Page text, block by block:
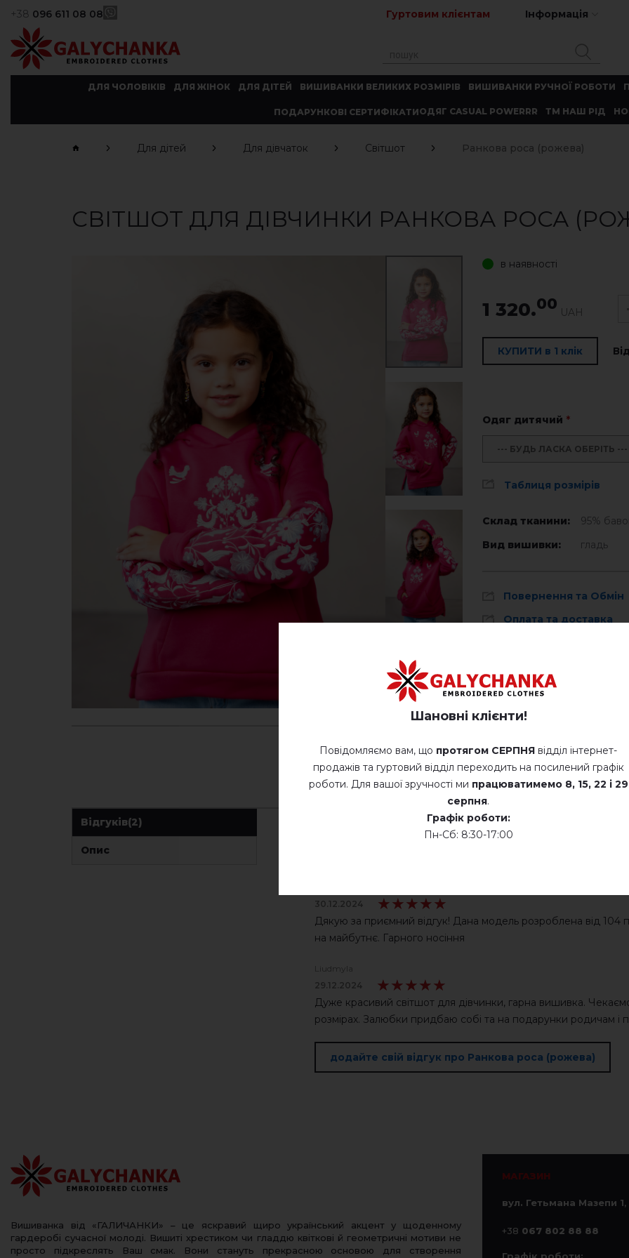
+38 096 611 08 08 Гуртовим клієнтам Інформація
ДЛЯ ЧОЛОВІКІВ ДЛЯ ЖІНОК ДЛЯ ДІТЕЙ ВИШИВАНКИ ВЕЛИКИХ РОЗМІРІВ ВИШИВАНКИ РУЧНОЇ РОБОТИ
ПОДАРУНКОВІ СЕРТИФІКАТИОДЯГ CASUAL POWERRR ТМ НАШ РІД
Для дітей Для дівчаток Світшот Ранкова роса (рожева)
CВІТШОТ ДЛЯ ДІВЧИНКИ РАНКОВА РОСА
в наявності
1 320.00 UAH
КУПИТИ в 1 клік
Одяг дитячий *
--- БУДЬ ЛАСКА ОБЕРІТЬ ---
Таблиця розмірів
Склад тканини:
95%
Вид вишивки:
гладь
Повернення та Обмін
Оплата та доставка
Політика
Відгуків(2)
Опис
ВІДГУКИ ПРО РАНКОВА
30.12.2024
★★★★★
★★★★★
Дякую за приємний відгук! Дана модель розроблена від 104
на майбутнє. Гарного носіння
Liudmyla
29.12.2024
★★★★★
★★★★★
Дуже красивий світшот для дівчинки, гарна вишивка.
розмірах. Залюбки придбаю собі та на подарунки родичам і
додайте свій відгук про Ранкова роса (рожева)
Вишиванка від «ГАЛИЧАНКИ» – це яскравий щиро український акцент у щоденному
гардеробі сучасної молоді. Вишиті хрестиком чи гладдю квіткові й геометричні мотиви не
просто підкреслять Ваш смак. Вони стануть прекрасною основою для створення
МАГАЗИН
вул. Гетьмана Мазепи 1,
+38 067 802 88 88
Шановні клієнти!
Повідомляємо вам, що протягом СЕРПНЯ відділ інтернет-
продажів та гуртовий відділ переходить на посилений графік
роботи. Для вашої зручності ми працюватимемо 8, 15, 22 і 29
серпня.
Графік роботи:
Пн-Сб: 8:30-17:00